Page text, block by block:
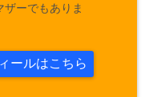
ーでもありま
ールはこちら